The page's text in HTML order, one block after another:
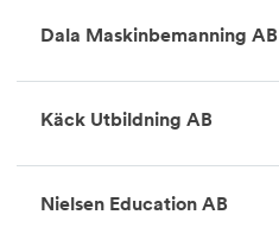
Dala Maskinbemanning AB
Käck Utbildning AB
Nielsen Education AB